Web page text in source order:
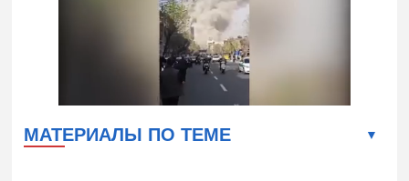
МАТЕРИАЛЫ ПО ТЕМЕ